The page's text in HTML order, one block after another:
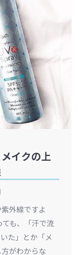
イクの上
外線ですよ
も、「汗で流
た」とか「メ
がわからな